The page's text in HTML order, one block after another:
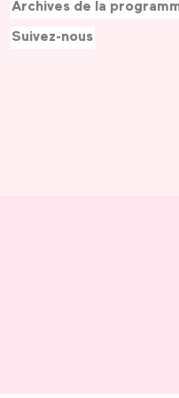
Archives de la
Suivez-nous